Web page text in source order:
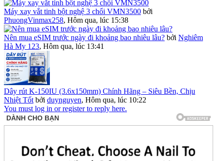
Máy xay vắt tinh bột nghệ 3 chổi VMN3500 bởi
PhuongVinmax258, Hôm qua, lúc 15:38
Nên mua eSIM trước ngày đi khoảng bao nhiêu lâu? bởi Nghiêm
Hà My 123, Hôm qua, lúc 13:41
Dây rút K-150IU (3.6x150mm) Chính Hãng – Siêu Bền, Chịu
Nhiệt Tốt bởi duynguyen, Hôm qua, lúc 10:22
You must log in or register to reply here.